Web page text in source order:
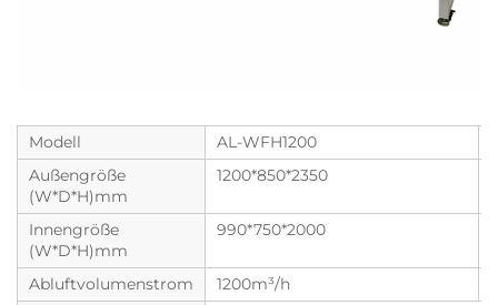
Modell AL-WFH1200
Außengröße
(W*D*H)mm
1200*850*2350
Innengröße
(W*D*H)mm
990*750*2000
Abluftvolumenstrom 1200m³/h